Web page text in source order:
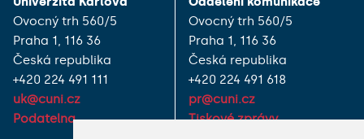
Ovocný trh 560/5
Praha 1, 116 36
Česká republika
+420 224 491 111
uk@cuni.cz
Podatelna
Ovocný trh 560/5
Praha 1, 116 36
Česká republika
+420 224 491 618
pr@cuni.cz
Tiskové zprávy